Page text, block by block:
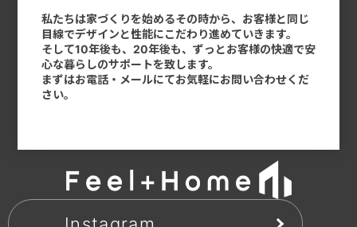
私たちは家づくりを始めるその時から、お客様と同じ
目線でデザインと性能にこだわり進めていきます。
そして10年後も、20年後も、ずっとお客様の快適で安
心な暮らしのサポートを致します。
まずはお電話・メールにてお気軽にお問い合わせくだ
さい。